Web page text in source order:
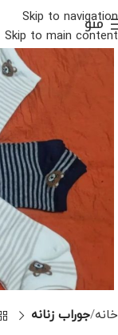
Skip to navigation
Skip to main content
منو
خانه جوراب زنانه